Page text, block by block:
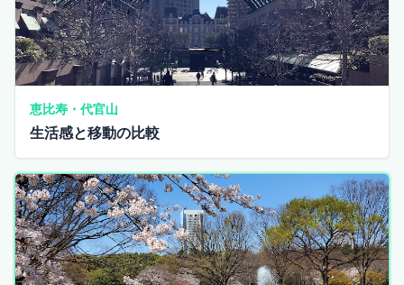
恵比寿・代官山
生活感と移動の比較